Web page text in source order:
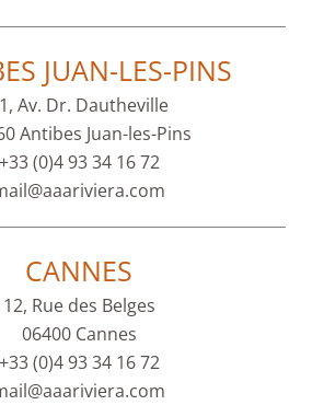
JUAN-LES-PINS
Av. Dr. Dautheville
Antibes Juan-les-Pins
+33 (0)4 93 34 16 72
CANNES
12, Rue des Belges
06400 Cannes
+33 (0)4 93 34 16 72